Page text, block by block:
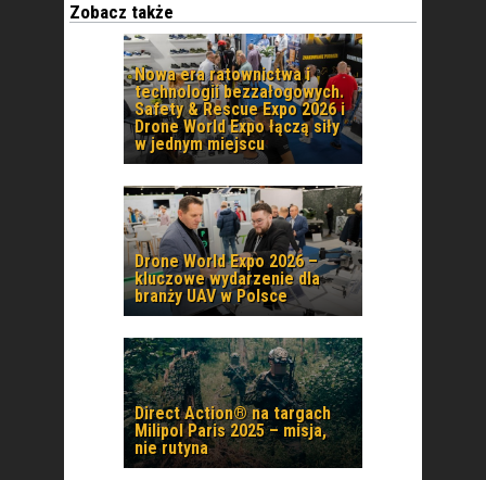
Zobacz także
Nowa era ratownictwa i
technologii bezzałogowych.
Safety & Rescue Expo 2026 i
Drone World Expo łączą siły
w jednym miejscu
Drone World Expo 2026 –
kluczowe wydarzenie dla
branży UAV w Polsce
Direct Action® na targach
Milipol Paris 2025 – misja,
nie rutyna